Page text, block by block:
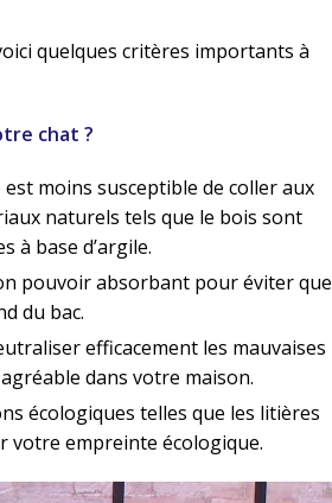
quelques critères importants à
chat ?
moins susceptible de coller aux
naturels tels que le bois sont
à base d’argile.
pouvoir absorbant pour éviter que
du bac.
efficacement les mauvaises
dans votre maison.
écologiques telles que les litières
votre empreinte écologique.